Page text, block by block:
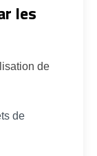
les
de
de